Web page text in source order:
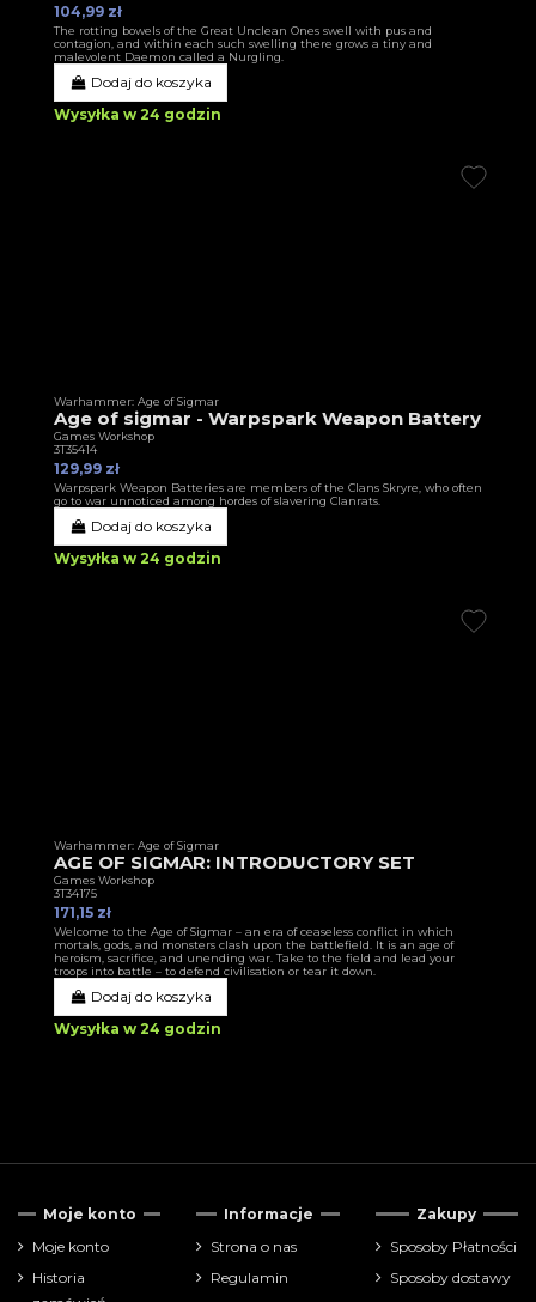
104,99 zł
The rotting bowels of the Great Unclean Ones swell with pus and
contagion, and within each such swelling there grows a tiny and
malevolent Daemon called a Nurgling.
Dodaj do koszyka
Wysyłka w 24 godzin
Warhammer: Age of Sigmar
Age of sigmar - Warpspark Weapon Battery
Games Workshop
3T35414
129,99 zł
Warpspark Weapon Batteries are members of the Clans Skryre, who often
go to war unnoticed among hordes of slavering Clanrats.
Dodaj do koszyka
Wysyłka w 24 godzin
Warhammer: Age of Sigmar
AGE OF SIGMAR: INTRODUCTORY SET
Games Workshop
3T34175
171,15 zł
Welcome to the Age of Sigmar – an era of ceaseless conflict in which
mortals, gods, and monsters clash upon the battlefield. It is an age of
heroism, sacrifice, and unending war. Take to the field and lead your
troops into battle – to defend civilisation or tear it down.
Dodaj do koszyka
Wysyłka w 24 godzin
Moje konto
Moje konto
Historia
Informacje
Strona o nas
Regulamin
Zakupy
Sposoby Płatności
Sposoby dostawy